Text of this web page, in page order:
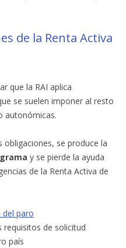
de la Renta Activa
que la RAI aplica
se suelen imponer al resto
autonómicas.
obligaciones, se produce la
y se pierde la ayuda
de la Renta Activa de
del paro
de solicitud
país